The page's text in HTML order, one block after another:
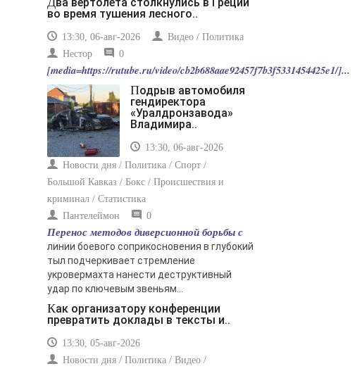
во время тушения лесного..
13:30, 06-авг-2026
Видео / Политика
Нестор
0
[media=https://rutube.ru/video/cb2b688aae92457f7b3f5331454425e1/]...
Подрыв автомобиля
гендиректора
«Уралдронзавода»
Владимира..
13:30, 06-авг-2026
Новости дня / Политика / Спорт /
Большой Кавказ / Бокс / Происшествия и
криминал / Статистика
Пантелеймон
0
Перенос методов диверсионной борьбы с
линии боевого соприкосновения в глубокий
тыл подчеркивает стремление
укровермахта нанести деструктивный
удар по ключевым звеньям...
Как организатору конференции
превратить доклады в тексты и..
13:30, 05-авг-2026
Новости дня / Политика / Видео /